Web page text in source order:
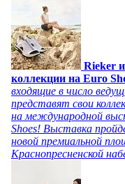
Rieker
коллекции на Euro
входящие в число
представят свои
на международной
Shoes! Выставка
новой премиальной
Краснопресненской